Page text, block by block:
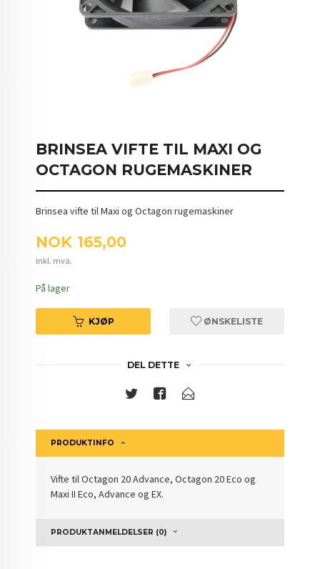
BRINSEA VIFTE TIL MAXI OG
OCTAGON RUGEMASKINER
Brinsea vifte til Maxi og Octagon rugemaskiner
Pris
NOK 165,00
inkl. mva.
På lager
KJØP ØNSKELISTE
DEL DETTE
PRODUKTINFO
Vifte til Octagon 20 Advance, Octagon 20 Eco og
Maxi II Eco, Advance og EX.
PRODUKTANMELDELSER (0)